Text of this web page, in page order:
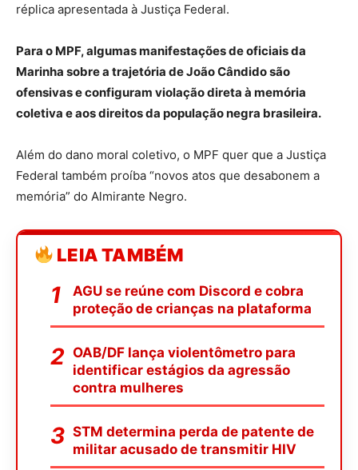
réplica apresentada à Justiça Federal.
Para o MPF, algumas manifestações de oficiais da
Marinha sobre a trajetória de João Cândido são
ofensivas e configuram violação direta à memória
coletiva e aos direitos da população negra brasileira.
Além do dano moral coletivo, o MPF quer que a Justiça
Federal também proíba “novos atos que desabonem a
memória” do Almirante Negro.
LEIA TAMBÉM
AGU se reúne com Discord e cobra
proteção de crianças na plataforma
OAB/DF lança violentômetro para
identificar estágios da agressão
contra mulheres
STM determina perda de patente de
militar acusado de transmitir HIV